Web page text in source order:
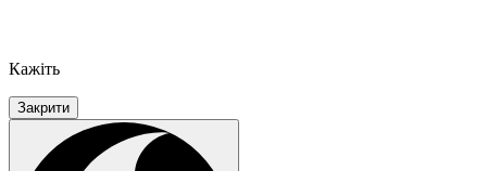
Кажіть
Закрити